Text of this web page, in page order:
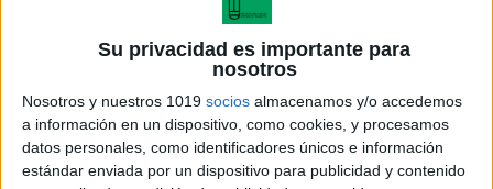
Su privacidad es importante para
nosotros
Nosotros y nuestros 1019 socios almacenamos y/o accedemos
a información en un dispositivo, como cookies, y procesamos
datos personales, como identificadores únicos e información
estándar enviada por un dispositivo para publicidad y contenido